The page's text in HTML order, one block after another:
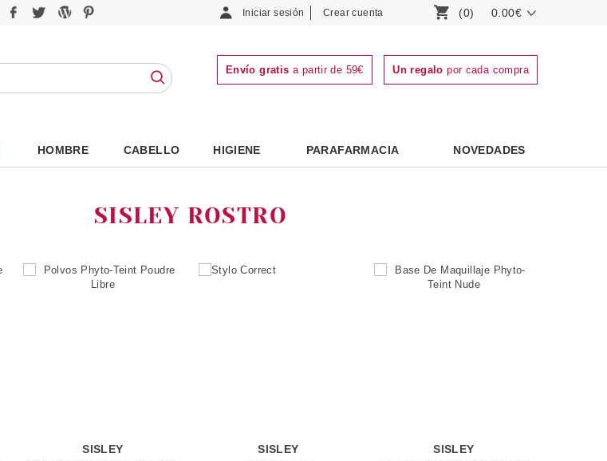
Iniciar sesión Crear cuenta (0) 0.00€
Envío gratis a partir de 59€ Un regalo por cada compra
HOMBRE CABELLO HIGIENE PARAFARMACIA NOVEDADES
SISLEY ROSTRO
SISLEY SISLEY SISLEY